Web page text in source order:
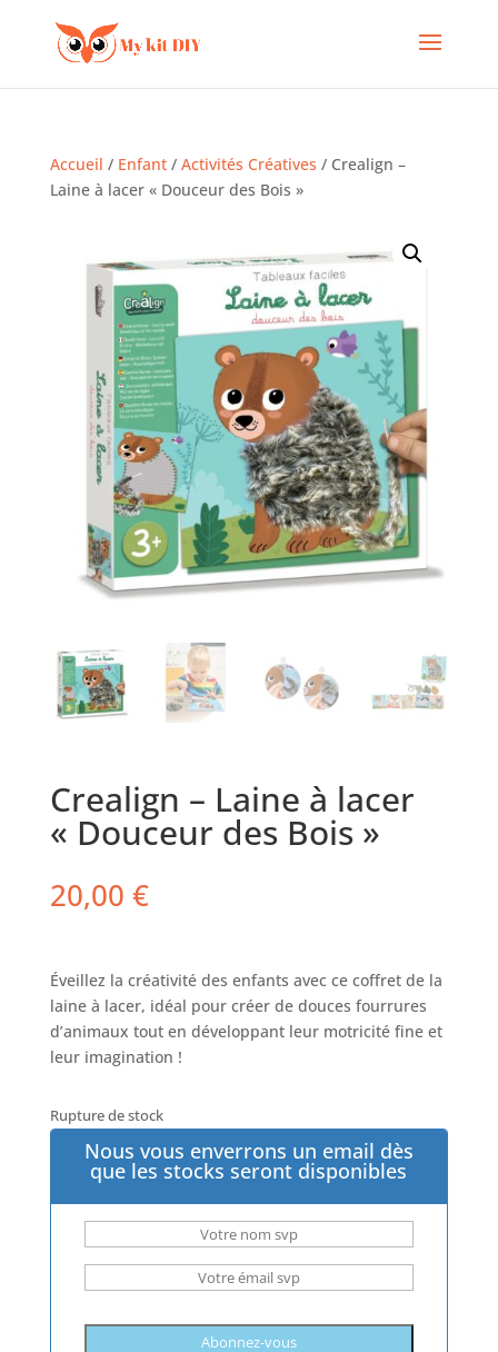
Accueil / Enfant/ Activités Créatives / Crealign –
Laine à lacer « Douceur des Bois »
Crealign – Laine à lacer
« Douceur des Bois »
20,00 €
Éveillez la créativité des enfants avec ce coffret de la
laine à lacer, idéal pour créer de douces fourrures
d’animaux tout en développant leur motricité fine et
leur imagination !
Rupture de stock
Nous vous enverrons un email dès
que les stocks seront disponibles